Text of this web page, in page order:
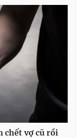
chết vợ cũ rồi